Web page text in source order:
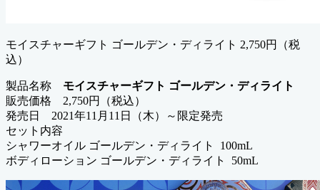
モイスチャーギフト ゴールデン・ディライト 2,750円（税
込）
製品名称 モイスチャーギフト ゴールデン・ディライト
販売価格 2,750円（税込）
発売日 2021年11月11日（木）～限定発売
セット内容
シャワーオイル ゴールデン・ディライト 100mL
ボディローション ゴールデン・ディライト 50mL